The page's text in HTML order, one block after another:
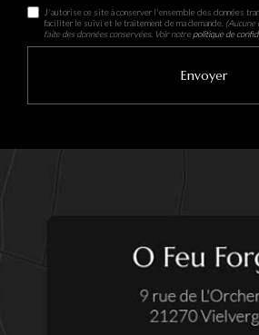
J'autorise ce site à conserver l'ensemble des données
faciliter le suivi et le traitement de ma demande. (Aucune
faite des données conservées. Voir notrepolitique de